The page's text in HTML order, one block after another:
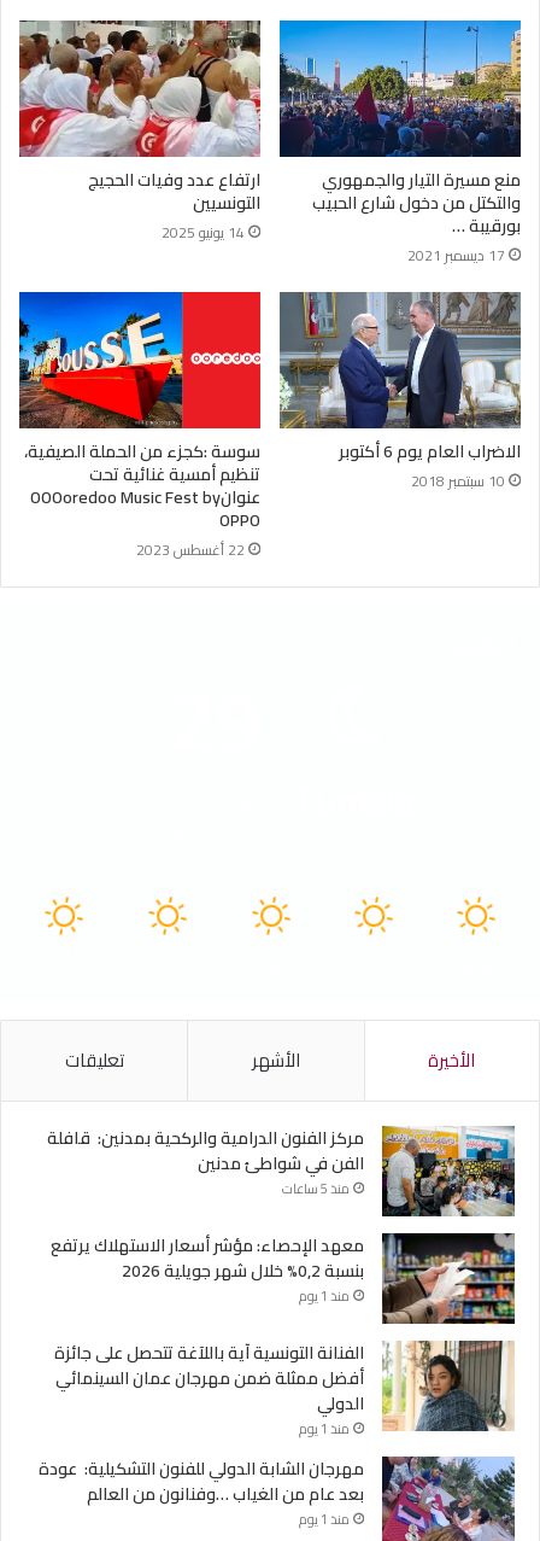
منع مسيرة التيار والجمهوري
والتكتل من دخول شارع الحبيب
بورقيبة …
17 ديسمبر 2021
ارتفاع عدد وفيات الحجيج
التونسيين
14 يونيو 2025
الاضراب العام يوم 6 أكتوبر
10 سبتمبر 2018
سوسة :كجزء من الحملة الصيفية،
تنظيم أمسية غنائية تحت
عنوانOOOoredoo Music Fest by
OPPO
22 أغسطس 2023
الأخيرة الأشهر تعليقات
مركز الفنون الدرامية والركحية بمدنين: قافلة
الفن في شواطئ مدنين
منذ 5 ساعات
معهد الإحصاء: مؤشر أسعار الاستهلاك يرتفع
بنسبة 0,2% خلال شهر جويلية 2026
منذ 1 يوم
الفنانة التونسية آية باللآغة تتحصل على جائزة
أفضل ممثلة ضمن مهرجان عمان السينمائي
الدولي
منذ 1 يوم
مهرجان الشابة الدولي للفنون التشكيلية: عودة
بعد عام من الغياب …وفنانون من العالم
منذ 1 يوم